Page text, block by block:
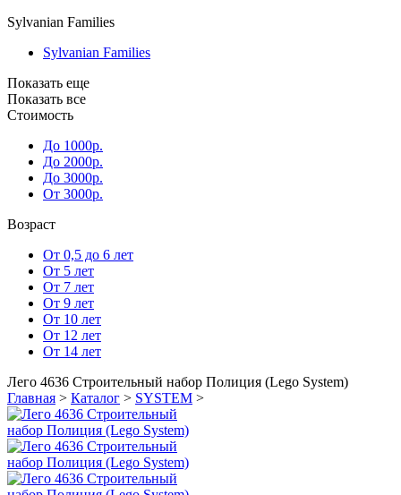
Sylvanian Families
Sylvanian Families
Показать еще
Показать все
Стоимость
До 1000р.
До 2000р.
До 3000р.
От 3000р.
Возраст
От 0,5 до 6 лет
От 5 лет
От 7 лет
От 9 лет
От 10 лет
От 12 лет
От 14 лет
Лего 4636 Строительный набор Полиция (Lego System)
Главная > Каталог > SYSTEM >